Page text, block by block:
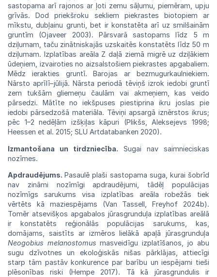
sastopama arī rajonos ar ļoti zemu sāļumu, piemēram, upju
grīvās.Dod priekšroku sekliem piekrastes biotopiemar
mīkstu, dubļainu grunti, bet ir konstatētaarī uz smilšainām
gruntīm (Ojaveer 2003). Pārsvarāsastopams līdz 5 m
dziļumam, taču zinātniskajās uzskaitēs konstatēts līdz 50m
dziļumam. Izplatības areāla Z daļā ziemā migrē uz dziļākiem
ūdeņiem, izvairotiesno aizsalstošiem piekrastes apgabaliem.
Mēdz ierakties gruntī. Barojas arbezmugurkaulniekiem.
Nārsto aprīlī–jūlijā. Nārsta periodā tēviņš izrok iedobi gruntī
zem tukšāmgliemeņu čaulām vai akmeņiem, kas veido
pārsedzi. Mātīte no iekšpuses piestiprina ikru joslas pie
iedobi pārsedzošā materiāla. Tēviņi apsargā iznērstos ikrus;
pēc 1–2 nedēļām izšķiļaskāpuri (Plikšs, Aleksejevs
1998;
Heessen et al. 2015; SLU Artdatabanken 2020).
Izmantošana un tirdzniecība. Sugai nav saimnieciskas
nozīmes.
Apdraudējums.Pasaulē plaši sastopama suga, kurai šobrīd
nav zināmi nozīmīgiapdraudējumi, tādēļ populācijas
nozīmīgssarukums visa izplatības areāla robežās tiek
vērtēts kā maziespējams (Van Tassell,Freyhof 2024b).
Tomēr atsevišķos apgabalos jūrasgrunduļa izplatības areālā
ir konstatēts reģionālās populācijas sarukums, kas,
domājams, saistīts ar izmēros lielākā apaļā jūrasgrunduļa
Neogobius melanostomus masveidīgu izplatīšanos, jo abu
sugu dzīvotnes un ekoloģiskās nišas pārklājas, attiecīgi
starp tām pastāv konkurence par barību un iespējami tieši
plēsonības riski (Hempe 2017). Tā kā jūrasgrundulis ir